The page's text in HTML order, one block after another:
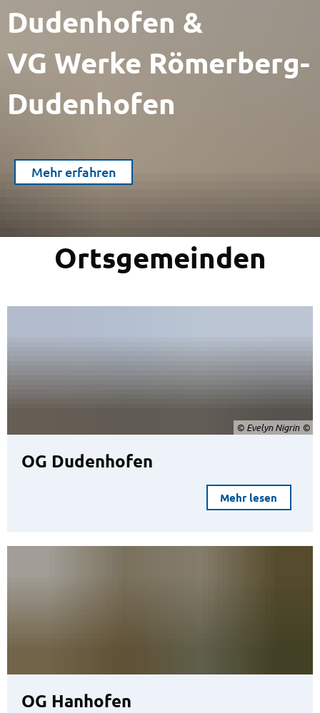
Dudenhofen &
VG Werke Römerberg-
Dudenhofen
Mehr erfahren
Ortsgemeinden
© Evelyn Nigrin
OG Dudenhofen
Mehr lesen
OG Hanhofen